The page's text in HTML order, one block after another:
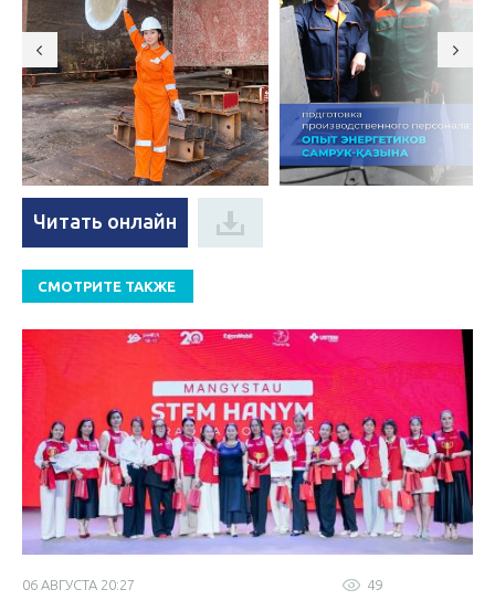
Читать онлайн
СМОТРИТЕ ТАКЖЕ
49
06 АВГУСТА 20:27